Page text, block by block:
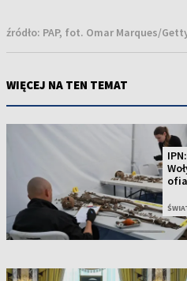
źródło: PAP, fot. Omar Marques/
WIĘCEJ NA TEN TEMAT